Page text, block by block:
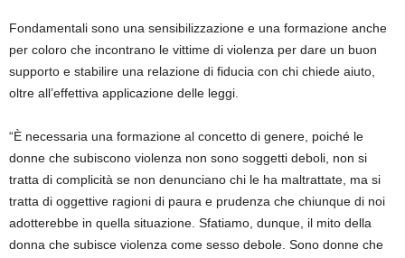
Fondamentali sono una sensibilizzazione e una formazione anche
per coloro che incontrano le vittime di violenza per dare un buon
supporto e stabilire una relazione di fiducia con chi chiede aiuto,
oltre all’effettiva applicazione delle leggi.
“È necessaria una formazione al concetto di genere, poiché le
donne che subiscono violenza non sono soggetti deboli, non si
tratta di complicità se non denunciano chi le ha maltrattate, ma si
tratta di oggettive ragioni di paura e prudenza che chiunque di noi
adotterebbe in quella situazione. Sfatiamo, dunque, il mito della
donna che subisce violenza come sesso debole. Sono donne che